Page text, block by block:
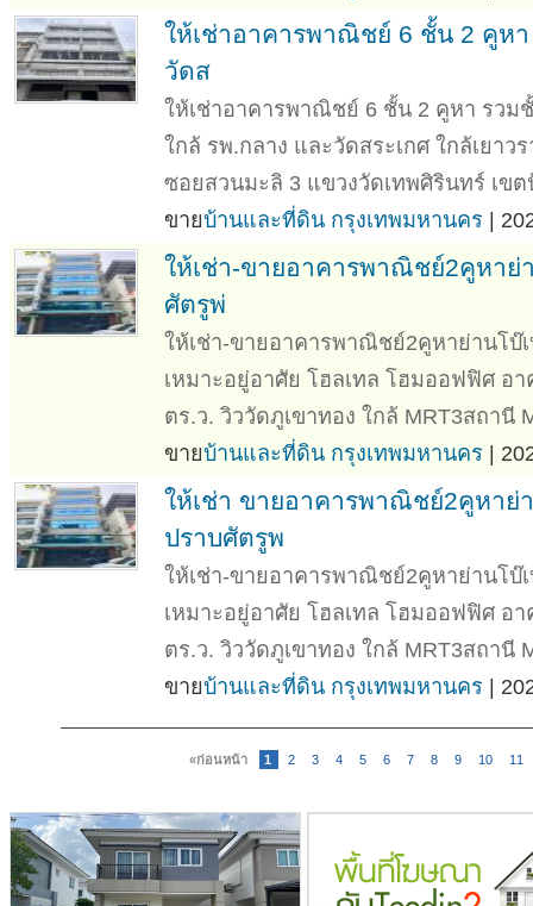
ให้เช่าอาคารพาณิชย์ 6 ชั้น 2 คูห
วัดส
ให้เช่าอาคารพาณิชย์ 6 ชั้น 2 คูหา รว
ใกล้ รพ.กลาง และวัดสระเกศ ใกล้เยาว
ซอยสวนมะลิ 3 แขวงวัดเทพศิรินทร์ เข
ขายบ้านและที่ดิน กรุงเทพมหานคร |
ให้เช่า-ขายอาคารพาณิชย์2คูหาย่
ศัตรูพ่
ให้เช่า-ขายอาคารพาณิชย์2คูหาย่านโบ๊
เหมาะอยู่อาศัย โฮลเทล โฮมออฟฟิศ อ
ตร.ว. วิววัดภูเขาทอง ใกล้ MRT3สถานี
ขายบ้านและที่ดิน กรุงเทพมหานคร |
ให้เช่า ขายอาคารพาณิชย์2คูหาย่
ปราบศัตรูพ
ให้เช่า-ขายอาคารพาณิชย์2คูหาย่านโบ๊
เหมาะอยู่อาศัย โฮลเทล โฮมออฟฟิศ อ
ตร.ว. วิววัดภูเขาทอง ใกล้ MRT3สถานี
ขายบ้านและที่ดิน กรุงเทพมหานคร |
«ก่อนหน้า 1 2 3 4 5 6 7 8 9 10 11